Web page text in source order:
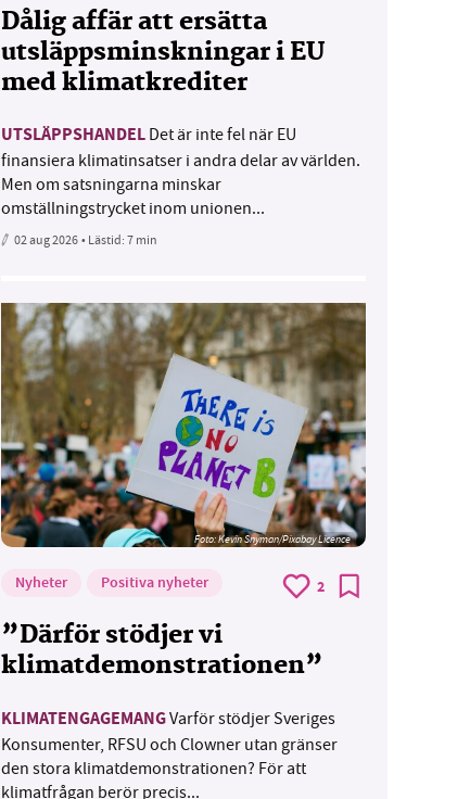
Dålig affär att ersätta
utsläppsminskningar i EU
med klimatkrediter
UTSLÄPPSHANDEL Det är inte fel när EU
finansiera klimatinsatser i andra delar av världen.
Men om satsningarna minskar
omställningstrycket inom unionen...
02 aug 2026• Lästid:7 min
Foto:Kevin Snyman/Pixabay Licence
Nyheter Positiva nyheter 2
”Därför stödjer vi
klimatdemonstrationen”
KLIMATENGAGEMANGVarför stödjer Sveriges
Konsumenter, RFSU och Clowner utan gränser
den stora klimatdemonstrationen? För att
klimatfrågan berör precis...